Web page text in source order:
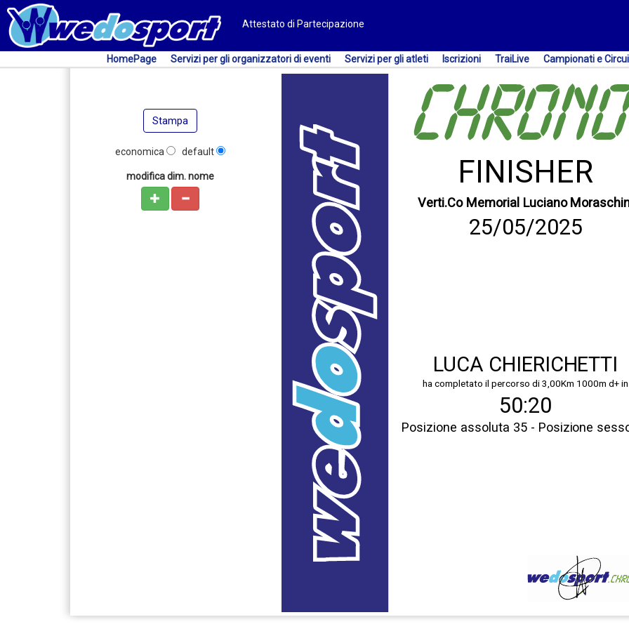
Attestato di Partecipazione
HomePage Servizi per gli organizzatori di eventi Servizi per gli atleti Iscrizioni TraiLive Campionati e
Stampa
economica default
modifica dim. nome FINISHER
Verti.Co Memorial Luciano
LUCA CHIERICHETTI
ha completato il percorso di 3,00Km 1000m d+ in
Posizione assoluta 35 - Posizione
50:20
25/05/2025